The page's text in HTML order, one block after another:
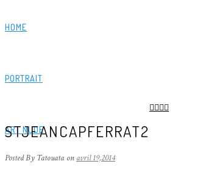
HOME
PORTRAIT
ART NUDE
STJEANCAPFERRAT2
Posted By Tatouata on avril 19,2014